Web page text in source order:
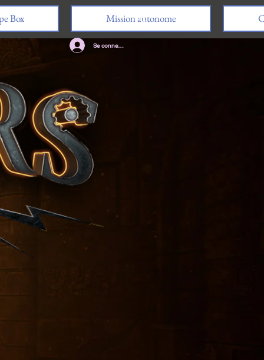
Box Mission autonome
Se connecter